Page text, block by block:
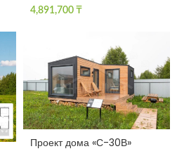
4,891,700 ₸
Проект дома «С-30В»